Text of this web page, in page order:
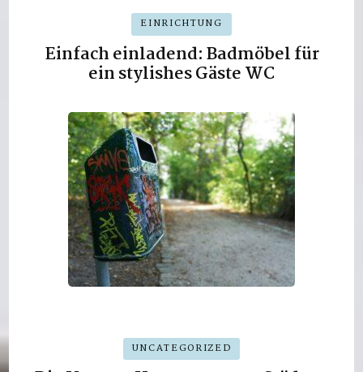
EINRICHTUNG
Einfach einladend: Badmöbel für
ein stylishes Gäste WC
UNCATEGORIZED